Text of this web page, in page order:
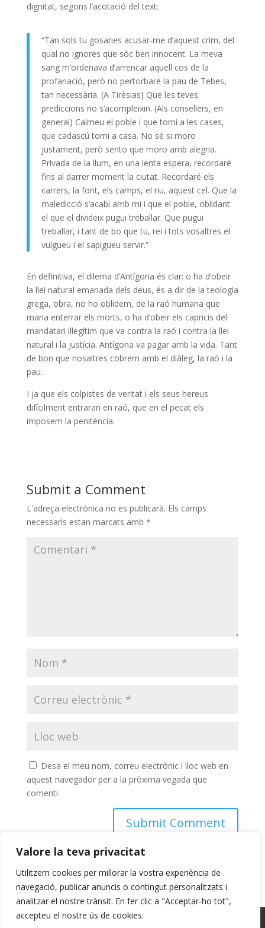
Valore la teva privacitat
Utilitzem cookies per millorar la vostra experiència de
navegació, publicar anuncis o contingut personalitzats i
analitzar el nostre trànsit. En fer clic a "Acceptar-ho tot",
accepteu el nostre ús de cookies.
dignitat, segons l’acotació del text:
“Tan sols tu gosaries acusar-me d’aquest crim, del
qual no ignores que sóc ben innocent. La meva
sang m’ordenava d’arrencar aquell cos de la
profanació, però no pertorbaré la pau de Tebes,
tan necessària. (A Tirèsias) Que les teves
prediccions no s’acompleixin. (Als consellers, en
general) Calmeu el poble i que torni a les cases,
que cadascú torni a casa. No sé si moro
justament, però sento que moro amb alegria.
Privada de la llum, en una lenta espera, recordaré
fins al darrer moment la ciutat. Recordaré els
carrers, la font, els camps, el riu, aquest cel. Que la
maledicció s’acabi amb mi i que el poble, oblidant
el que el divideix pugui treballar. Que pugui
treballar, i tant de bo que tu, rei i tots vosaltres el
vulgueu i el sapigueu servir.”
En definitiva, el dilema d’Antígona és clar: o ha d’obeir
la llei natural emanada dels deus, és a dir de la teologia
grega, obra, no ho oblidem, de la raó humana que
mana enterrar els morts, o ha d’obeir els capricis del
mandatari il·legítim que va contra la raó i contra la llei
natural i la justícia. Antígona va pagar amb la vida. Tant
de bon que nosaltres cobrem amb el diàleg, la raó i la
pau.
I ja que els colpistes de veritat i els seus hereus
difícilment entraran en raó, que en el pecat els
imposem la penitència.
Submit a Comment
L'adreça electrònica no es publicarà. Els camps
necessaris estan marcats amb *
Desa el meu nom, correu electrònic i lloc web en
aquest navegador per a la pròxima vegada que
comenti.